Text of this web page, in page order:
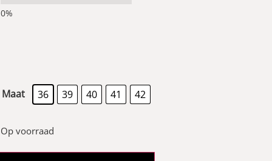
Maat 36 39 40 41 42
Op voorraad